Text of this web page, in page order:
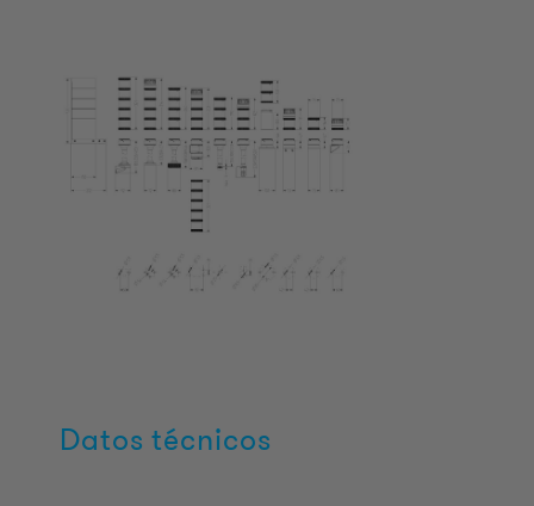
Datos técnicos